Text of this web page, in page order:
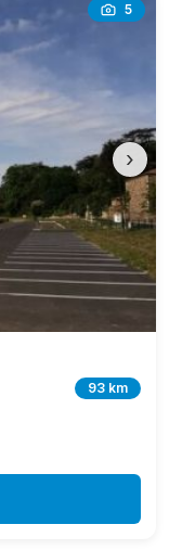
5
›
93 km